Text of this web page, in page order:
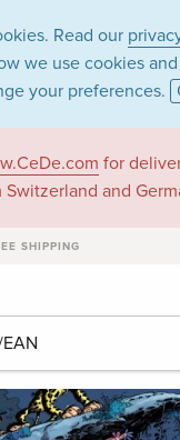
Read our
we use cookies
your preferences.
for
and
SHIPPING